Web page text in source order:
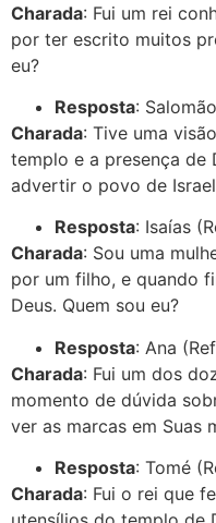
Charada: Fui um rei
por ter escrito muitos
eu?
Resposta:
Charada: Tive uma
templo e a presença de
advertir o povo de
Resposta: Isaías
Charada: Sou uma
por um filho, e quando
Deus. Quem sou eu?
Resposta: Ana
Charada: Fui um dos
momento de dúvida
ver as marcas em Suas
Resposta: Tomé
Charada: Fui o rei que